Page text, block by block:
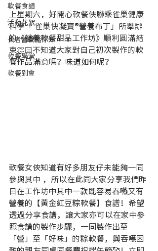
軟餐食譜
活動花絮
長者營養話你知
軟餐學堂
軟餐到會
上星期六，好開心軟餐俠聯乘雀巢健康
科學「 雀巢快凝寶®營養布丁」所舉辦
的《營養軟餐甜品工作坊》順利圓滿結
束👏🏻不知道大家對自己初次製作的軟
餐作品滿意嗎？味道如何呢？
軟餐女俠知道有好多朋友仔未能夠一同
參與其中 ，所以在此同大家分享我們昨
日在工作坊中其中一款既容易吞嚥又有
營養的【黃金紅豆粽軟餐】食譜！希望
透過分享食譜，讓大家亦可以在家中參
照食譜的製作步驟，一同製作出至
「營」至「好味」的粽軟餐，與吞嚥困